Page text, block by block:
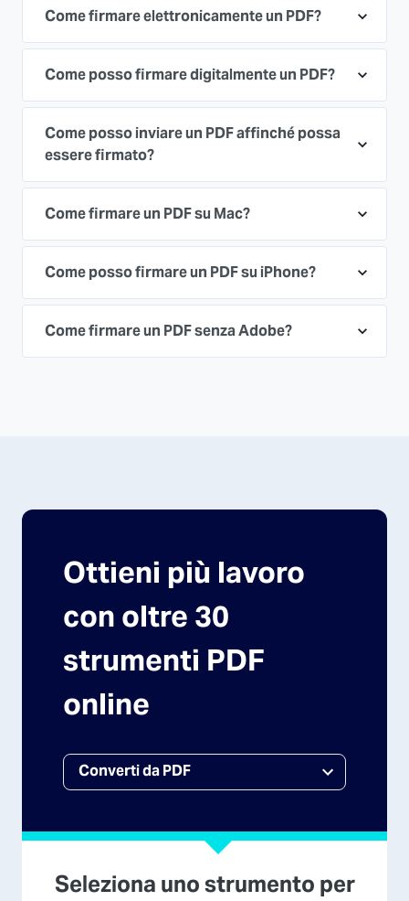
Come firmare elettronicamente un PDF?
Come posso firmare digitalmente un PDF?
Come posso inviare un PDF affinché possa
essere firmato?
Come firmare un PDF su Mac?
Come posso firmare un PDF su iPhone?
Come firmare un PDF senza Adobe?
Ottieni più lavoro
con oltre 30
strumenti PDF
online
Seleziona uno strumento per